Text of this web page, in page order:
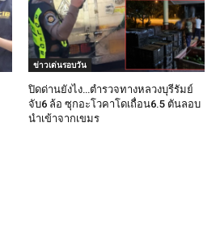
ข่าวเด่นรอบวัน
ปิดด่านยังไง…ตำรวจทางหลวงบุรีรัมย์
จับ6 ล้อ ซุกอะโวคาโดเถื่อน6.5 ตันลอบ
นำเข้าจากเขมร